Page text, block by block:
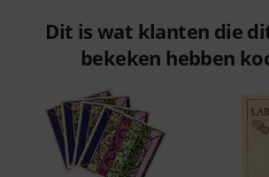
Dit is wat klanten die
bekeken hebben